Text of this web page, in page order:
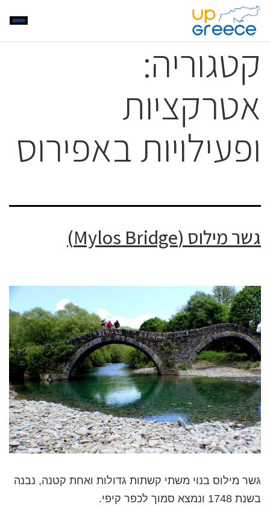
קטגוריה:
אטרקציות
ופעילויות באפירוס
גשר מילוס (Mylos Bridge)
גשר מילוס בנוי משתי קשתות גדולות ואחת קטנה, נבנה
בשנת 1748 ונמצא סמוך לכפר קיפי.